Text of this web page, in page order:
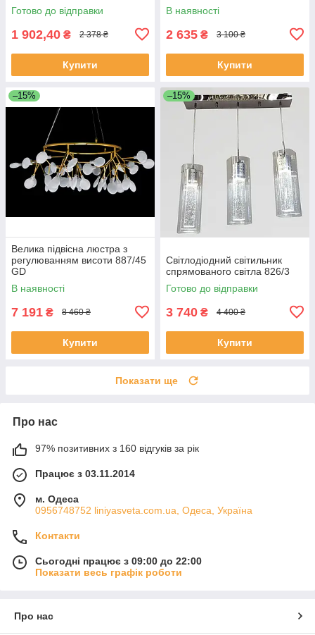
Готово до відправки
1 902,40 ₴ 2 378 ₴
Купити
В наявності
2 635 ₴ 3 100 ₴
Купити
–15%
Велика підвісна люстра з
регулюванням висоти 887/45
GD
В наявності
7 191 ₴ 8 460 ₴
Купити
–15%
Світлодіодний світильник
спрямованого світла 826/3
Готово до відправки
3 740 ₴ 4 400 ₴
Купити
Показати ще
Про нас
97% позитивних з 160 відгуків за рік
Працює з 03.11.2014
м. Одеса
0956748752 liniyasveta.com.ua, Одеса, Україна
Контакти
Сьогодні працює з 09:00 до 22:00
Показати весь графік роботи
Про нас